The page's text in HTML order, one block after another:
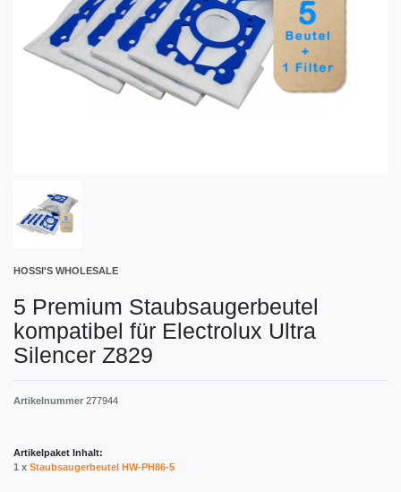
HOSSI'S WHOLESALE
5 Premium Staubsaugerbeutel
kompatibel für Electrolux Ultra
Silencer Z829
Artikelnummer 277944
Artikelpaket Inhalt:
1 x Staubsaugerbeutel HW-PH86-5